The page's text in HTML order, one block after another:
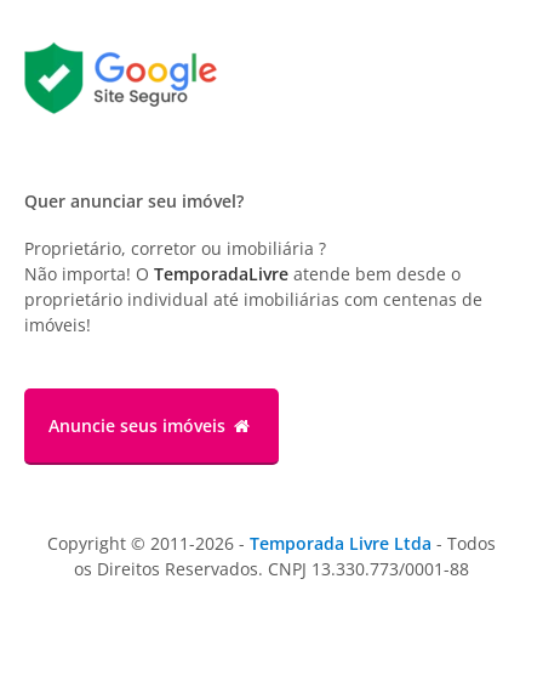
Quer anunciar seu imóvel?
Proprietário, corretor ou imobiliária ?
Não importa! O TemporadaLivre atende bem desde o
proprietário individual até imobiliárias com centenas de
imóveis!
Anuncie seus imóveis
Copyright © 2011-2026 - Temporada Livre Ltda - Todos
os Direitos Reservados. CNPJ 13.330.773/0001-88